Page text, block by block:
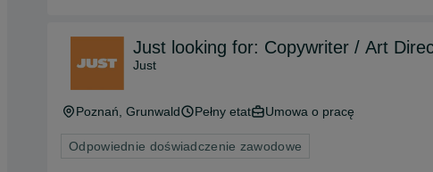
Just looking for: Copywriter / Art
Just
Poznań, Grunwald Pełny etat Umowa o pracę
Odpowiednie doświadczenie zawodowe